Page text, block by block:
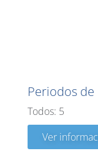
Periodos
Todos: 5
Ver